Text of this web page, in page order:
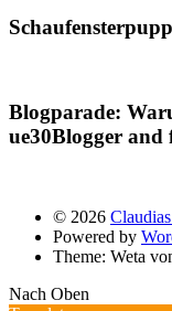
Blogparade:
ue30Blogger and
© 2026
Powered by
Theme: Weta
Nach Oben